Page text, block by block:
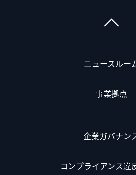
ニュースルー
事業拠点
企業ガバナン
コンプライアンス違